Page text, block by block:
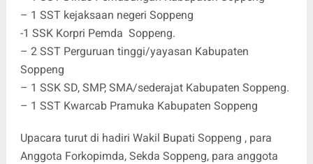
– 1 SST kejaksaan negeri Soppeng
-1 SSK Korpri Pemda Soppeng.
– 2 SST Perguruan tinggi/yayasan Kabupaten
Soppeng
– 1 SSK SD, SMP, SMA/sederajat Kabupaten Soppeng.
– 1 SST Kwarcab Pramuka Kabupaten Soppeng
Upacara turut di hadiri Wakil Bupati Soppeng , para
Anggota Forkopimda, Sekda Soppeng, para anggota